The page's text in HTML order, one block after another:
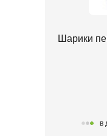
Шарики
в